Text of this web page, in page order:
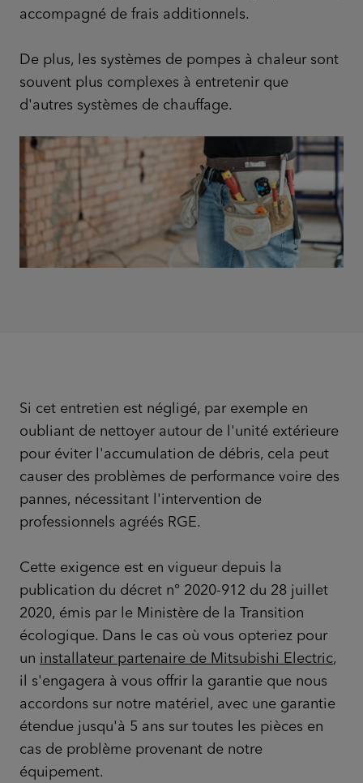
accompagné de frais additionnels.
De plus, les systèmes de pompes à chaleur sont
souvent plus complexes à entretenir que
d'autres systèmes de chauffage.
Si cet entretien est négligé, par exemple en
oubliant de nettoyer autour de l'unité extérieure
pour éviter l'accumulation de débris, cela peut
causer des problèmes de performance voire des
pannes, nécessitant l'intervention de
professionnels agréés RGE.
Cette exigence est en vigueur depuis la
publication du décret n° 2020-912 du 28 juillet
2020, émis par le Ministère de la Transition
écologique. Dans le cas où vous opteriez pour
un installateur partenaire de Mitsubishi Electric,
il s'engagera à vous offrir la garantie que nous
accordons sur notre matériel, avec une garantie
étendue jusqu'à 5 ans sur toutes les pièces en
cas de problème provenant de notre
équipement.